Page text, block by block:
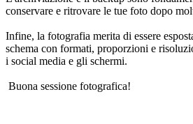
conservare e ritrovare le tue foto dopo
Infine, la fotografia merita di essere
schema con formati, proporzioni e
i social media e gli schermi.
Buona sessione fotografica!